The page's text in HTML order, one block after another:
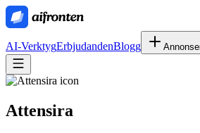
AI-VerktygErbjudandenBlogg
Attensira